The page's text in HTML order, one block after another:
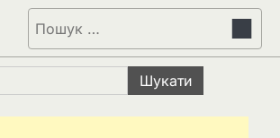
Пошук: